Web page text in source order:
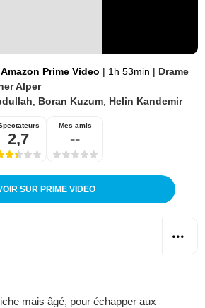
Prime Video | 1h 53min | Drame
Alper
Boran Kuzum Helin Kandemir
2,7
Mes amis
--
SUR PRIME VIDEO
mais âgé, pour échapper aux